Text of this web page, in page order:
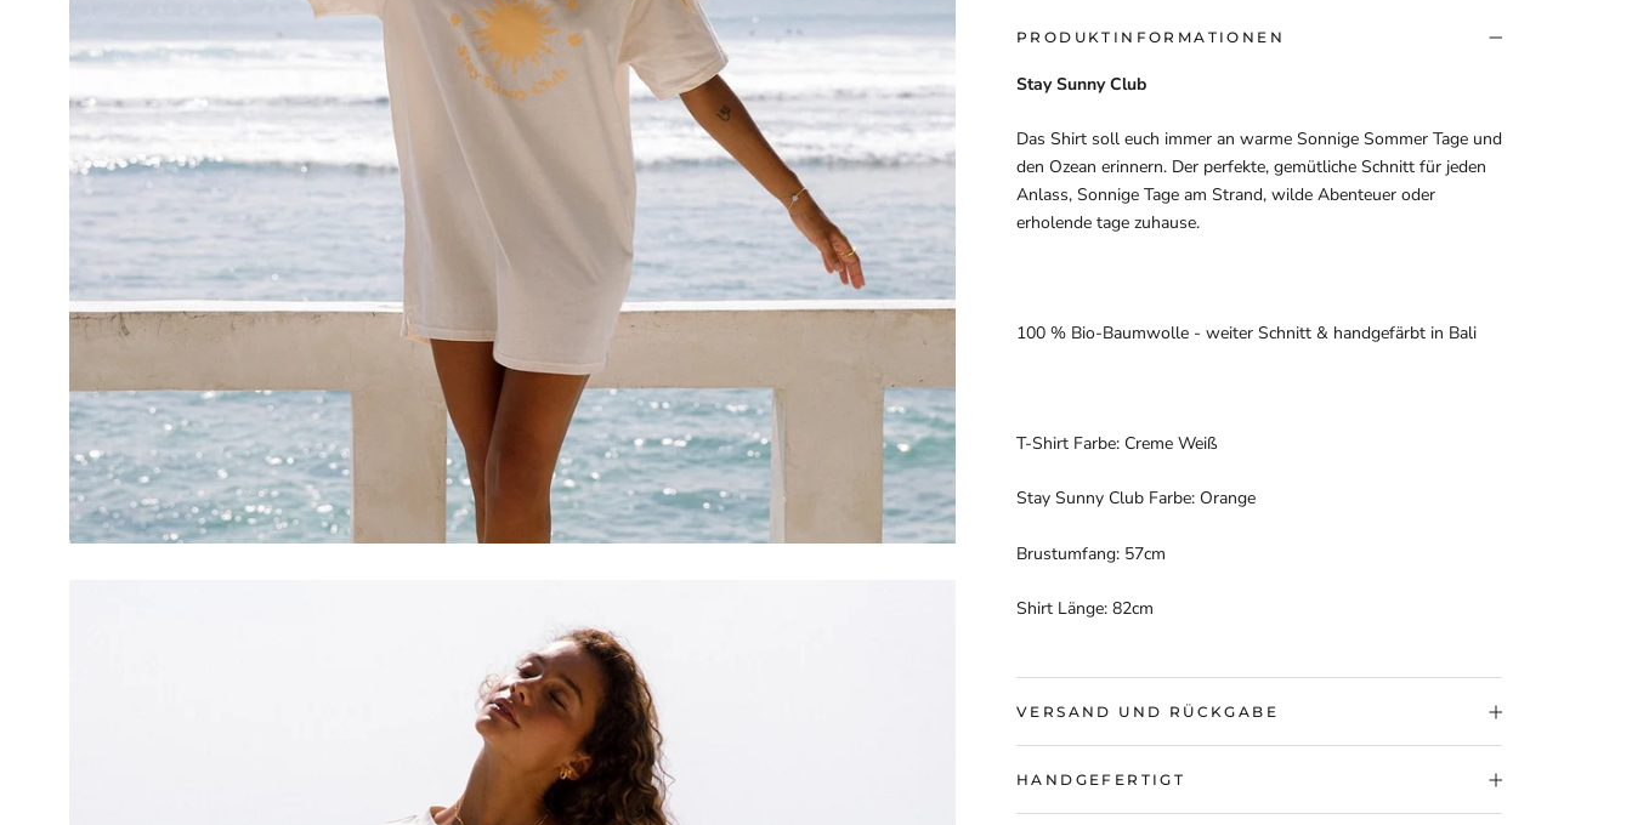
PRODUKTINFORMATIONEN
Stay Sunny Club
Das Shirt soll euch immer an warme Sonnige Sommer Tage und
den Ozean erinnern. Der perfekte, gemütliche Schnitt für jeden
Anlass, Sonnige Tage am Strand, wilde Abenteuer oder
erholende tage zuhause.
100 % Bio-Baumwolle - weiter Schnitt & handgefärbt in Bali
T-Shirt Farbe: Creme Weiß
Stay Sunny Club Farbe: Orange
Brustumfang: 57cm
Shirt Länge: 82cm
VERSAND UND RÜCKGABE
HANDGEFERTIGT